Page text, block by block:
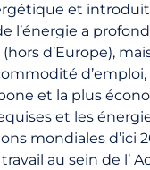
et introduit
l’énergie a
d’Europe),
et la plus
et les
mondiales
au sein de l’